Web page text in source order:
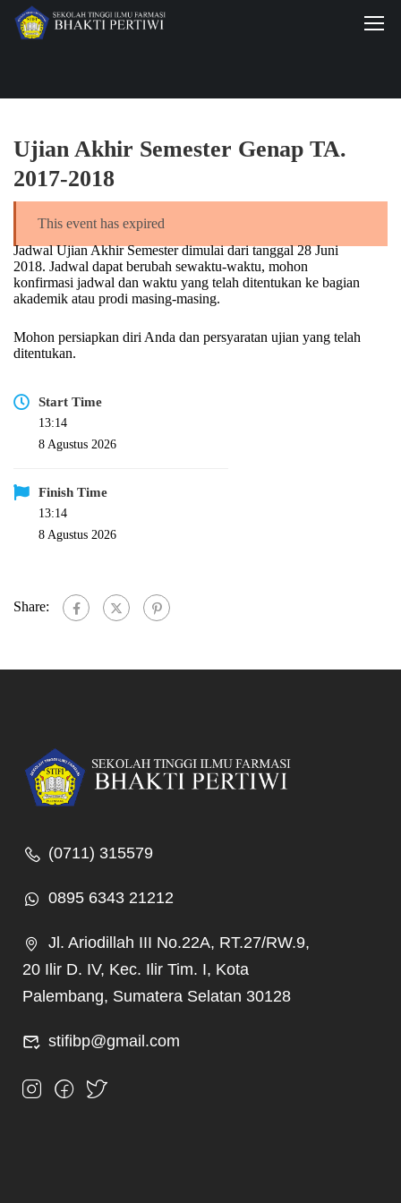
Ujian Akhir Semester Genap TA.
2017-2018
This event has expired
Jadwal Ujian Akhir Semester dimulai dari tanggal 28 Juni
2018. Jadwal dapat berubah sewaktu-waktu, mohon
konfirmasi jadwal dan waktu yang telah ditentukan ke bagian
akademik atau prodi masing-masing.
Mohon persiapkan diri Anda dan persyaratan ujian yang telah
ditentukan.
Start Time
13:14
8 Agustus 2026
Finish Time
13:14
8 Agustus 2026
Share:
(0711) 315579
0895 6343 21212
Jl. Ariodillah III No.22A, RT.27/RW.9,
20 Ilir D. IV, Kec. Ilir Tim. I, Kota
Palembang, Sumatera Selatan 30128
stifibp@gmail.com